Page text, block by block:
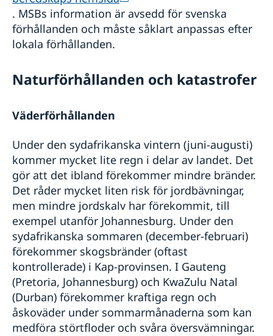
. MSBs information är avsedd för svenska
förhållanden och måste såklart anpassas efter
lokala förhållanden.
Naturförhållanden och katastrofer
Väderförhållanden
Under den sydafrikanska vintern (juni-augusti)
kommer mycket lite regn i delar av landet. Det
gör att det ibland förekommer mindre bränder.
Det råder mycket liten risk för jordbävningar,
men mindre jordskalv har förekommit, till
exempel utanför Johannesburg. Under den
sydafrikanska sommaren (december-februari)
förekommer skogsbränder (oftast
kontrollerade) i Kap-provinsen. I Gauteng
(Pretoria, Johannesburg) och KwaZulu Natal
(Durban) förekommer kraftiga regn och
åskoväder under sommarmånaderna som kan
medföra störtfloder och svåra översvämningar.